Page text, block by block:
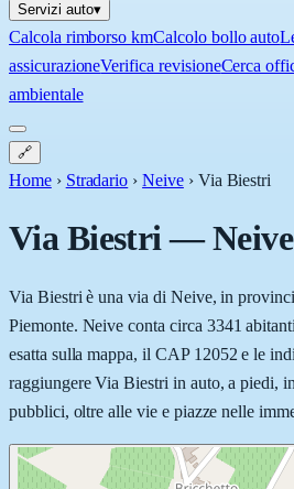
Servizi auto▾
Calcola rimborso kmCalcolo bollo auto
assicurazioneVerifica revisioneCerca
ambientale
🔗
Home › Stradario › Neive › Via Biestri
Via Biestri—Neive
Via Biestri è una via di Neive, in
Piemonte. Neive conta circa 3341
esatta sulla mappa, il CAP 12052 e le
raggiungere Via Biestri in auto, a piedi,
pubblici, oltre alle vie e piazze nelle